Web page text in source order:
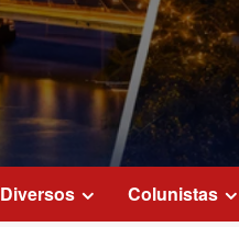
Diversos Colunistas